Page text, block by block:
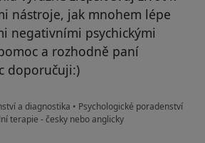
nástroje, jak mnohem lépe
negativními psychickými
a rozhodně paní
doporučuji:)
a diagnostika • Psychologické poradenství
terapie - česky nebo anglicky